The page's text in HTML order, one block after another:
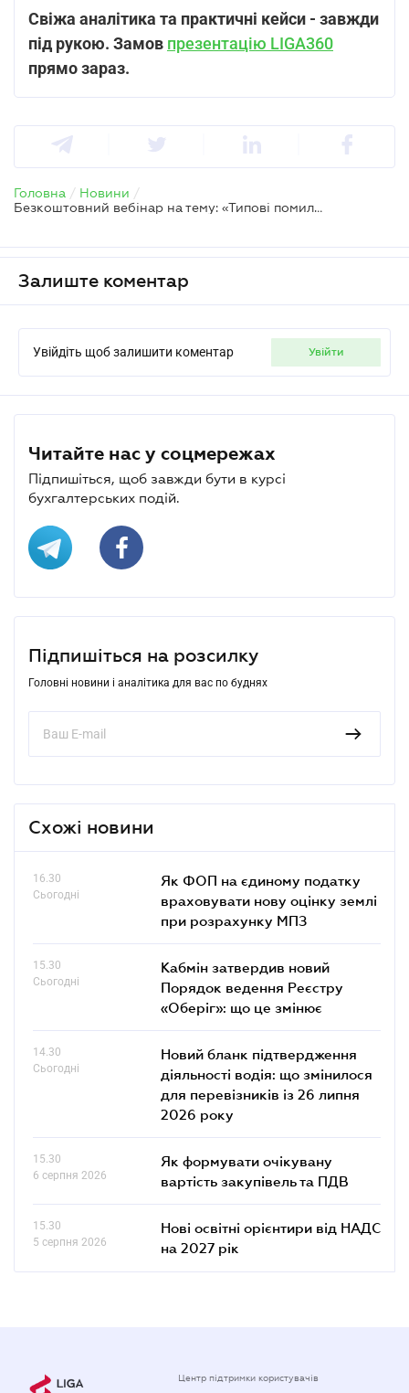
Свіжа аналітика та практичні кейси - завжди
під рукою. Замов презентацію LIGA360
прямо зараз.
Головна / Новини /
Безкоштовний вебінар на тему: «Типові помилки держорганів в судах»
Залиште коментар
Увійдіть щоб залишити коментар увійти
Читайте нас у соцмережах
Підпишіться, щоб завжди бути в курсі
бухгалтерських подій.
Підпишіться на розсилку
Головні новини і аналітика для вас по буднях
Схожі новини
16.30
Сьогодні
Як ФОП на єдиному податку
враховувати нову оцінку землі
при розрахунку МПЗ
15.30
Сьогодні
Кабмін затвердив новий
Порядок ведення Реєстру
«Оберіг»: що це змінює
14.30
Сьогодні
Новий бланк підтвердження
діяльності водія: що змінилося
для перевізників із 26 липня
2026 року
15.30
6 серпня 2026
Як формувати очікувану
вартість закупівель та ПДВ
15.30
5 серпня 2026
Нові освітні орієнтири від НАДС
на 2027 рік
Центр підтримки користувачів